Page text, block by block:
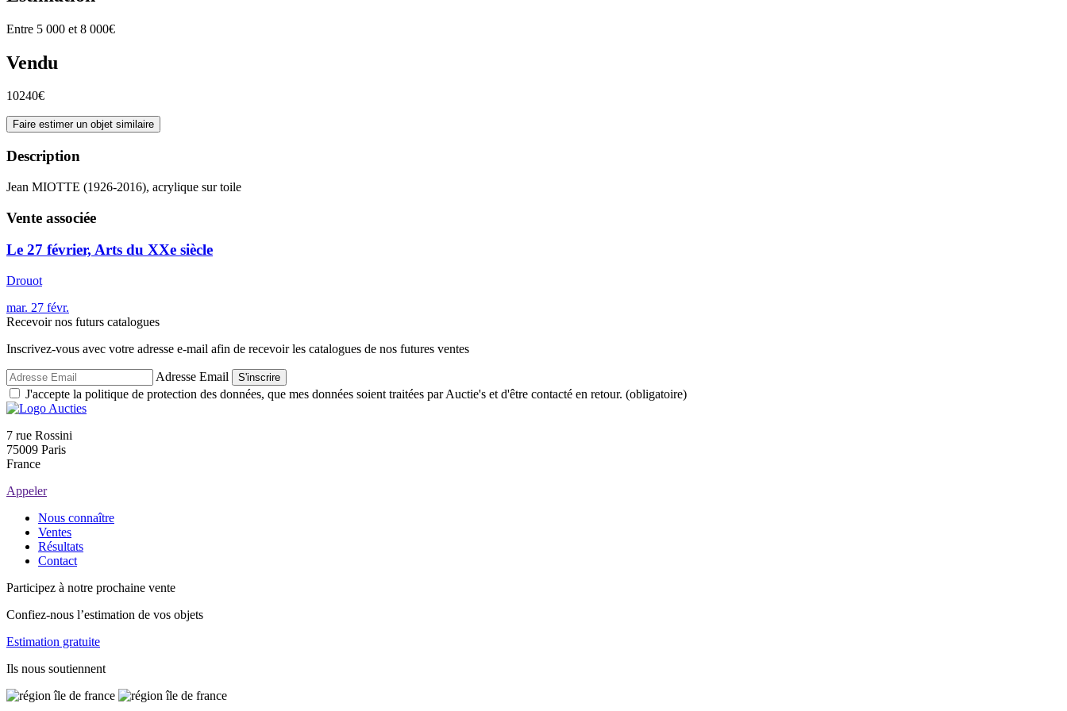
Entre 5 000 et 8 000€
Vendu
10240€
Faire estimer un objet similaire
Description
Jean MIOTTE (1926-2016), acrylique sur toile
Vente associée
Le 27 février, Arts du XXe siècle
Drouot
mar. 27 févr.
Recevoir nos futurs catalogues
Inscrivez-vous avec votre adresse e-mail afin de recevoir les catalogues de nos futures ventes
Adresse Email S'inscrire
J'accepte la politique de protection des données, que mes données soient traitées par Auctie's et d'être contacté en retour. (obligatoire)
7 rue Rossini
75009 Paris
France
Appeler
Nous connaître
Ventes
Résultats
Contact
Participez à notre prochaine vente
Confiez-nous l’estimation de vos objets
Estimation gratuite
Ils nous soutiennent